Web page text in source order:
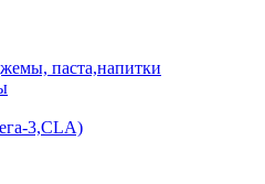
паста,напитки
3,CLA)